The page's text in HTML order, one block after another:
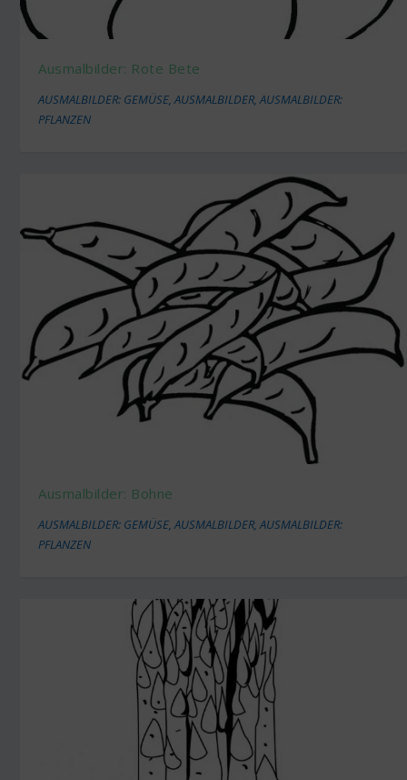
Ausmalbilder: Rote Bete
AUSMALBILDER: GEMÜSE,AUSMALBILDER,AUSMALBILDER:
PFLANZEN
Ausmalbilder: Bohne
AUSMALBILDER: GEMÜSE,AUSMALBILDER,AUSMALBILDER:
PFLANZEN